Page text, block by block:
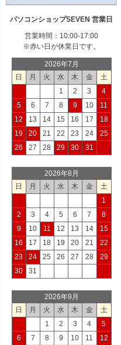
パソコンショップSEVEN 営業日
営業時間：10:00-17:00
※赤い日が休業日です。
2026年7月
日
月 火 水 木 金
土
1
2 3
4
5
6 7 8 9 10
11
12
13 14 15 16 17
18
19
20 21 22 23 24
25
26
27 28 29 30 31
2026年8月
日
月 火 水 木 金
土
1
2
3 4 5 6 7
8
9
10 11 12 13 14
15
16
17 18 19 20 21
22
23
24 25 26 27 28
29
30
31
2026年9月
日
月 火 水 木 金
土
1
2 3 4
5
6
7 8 9 10 11
12